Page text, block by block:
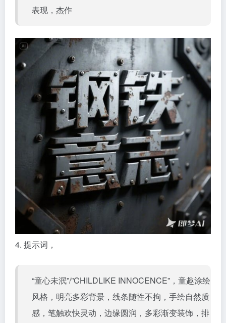
表现，杰作
4. 提示词，
“童心未泯”/”CHILDLIKE INNOCENCE”，童趣涂绘
风格，明亮多彩背景，线条随性不拘，手绘自然质
感，笔触欢快灵动，边缘圆润，多彩渐变装饰，排